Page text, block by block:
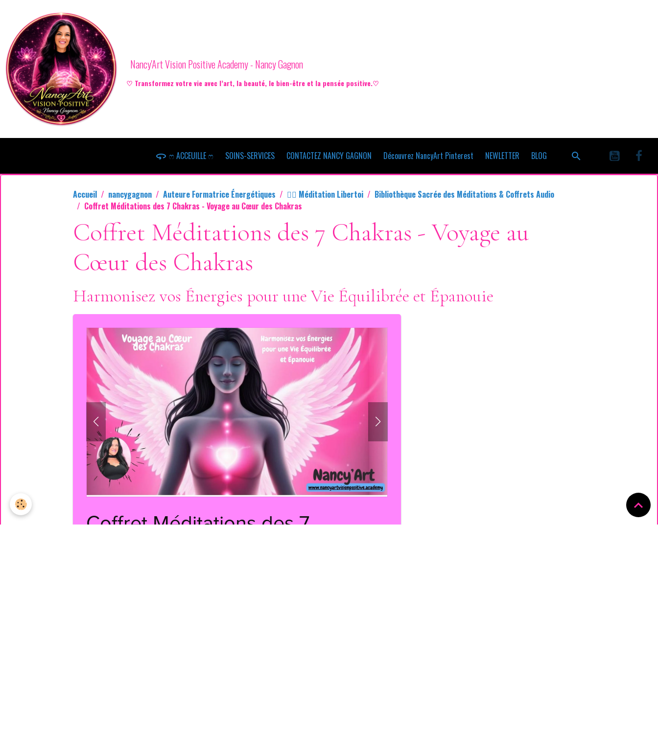
Nancy'Art Vision Positive Academy - Nancy Gagnon
♡ Transformez votre vie avec l’art, la beauté, le bien-être et la pensée positive.♡
ෆ ACCEUILLE ෆ SOINS-SERVICES CONTACTEZ NANCY GAGNON Découvrez NancyArt Pinterest NEWLETTER BLOG
Accueil nancygagnon Auteure Formatrice Énergétiques ♡⃕ Méditation Libertoi
Bibliothèque Sacrée des Méditations & Coffrets Audio
Coffret Méditations des 7 Chakras - Voyage au Cœur des Chakras
Coffret Méditations des 7 Chakras - Voyage au
Cœur des Chakras
Harmonisez vos Énergies pour une Vie Équilibrée et Épanouie